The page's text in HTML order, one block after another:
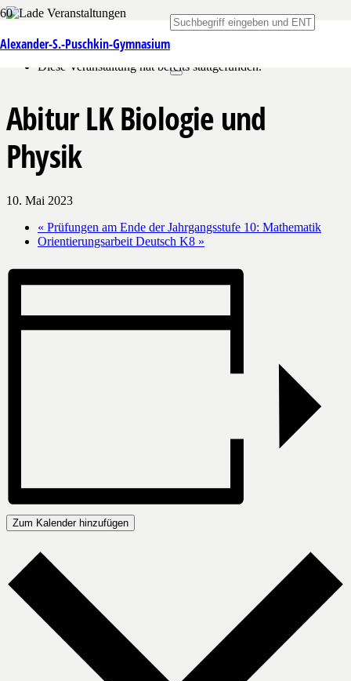
Alexander-S.-Puschkin-Gymnasium
« Alle Veranstaltungen
Diese Veranstaltung hat bereits stattgefunden.
Abitur LK Biologie und
Physik
10. Mai 2023
« Prüfungen am Ende der Jahrgangsstufe 10: Mathematik
Orientierungsarbeit Deutsch K8 »
Zum Kalender hinzufügen